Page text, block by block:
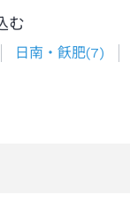
む
日南・飫肥(7)